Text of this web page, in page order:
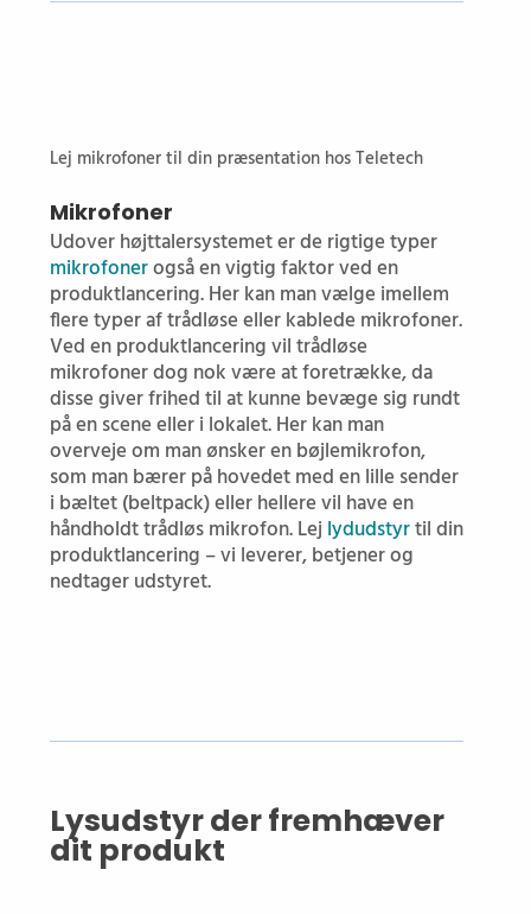
Lej mikrofoner til din præsentation hos Teletech
Mikrofoner
Udover højttalersystemet er de rigtige typer
mikrofonerogså en vigtig faktor ved en
produktlancering. Her kan man vælge imellem
flere typer af trådløse eller kablede mikrofoner.
Ved en produktlancering vil trådløse
mikrofoner dog nok være at foretrække, da
disse giver frihed til at kunne bevæge sig rundt
på en scene eller i lokalet. Her kan man
overveje om man ønsker en bøjlemikrofon,
som man bærer på hovedet med en lille sender
i bæltet (beltpack) eller hellere vil have en
håndholdt trådløs mikrofon.Lej lydudstyrtil din
produktlancering – vi leverer, betjener og
nedtager udstyret.
Lysudstyr der fremhæver
dit produkt